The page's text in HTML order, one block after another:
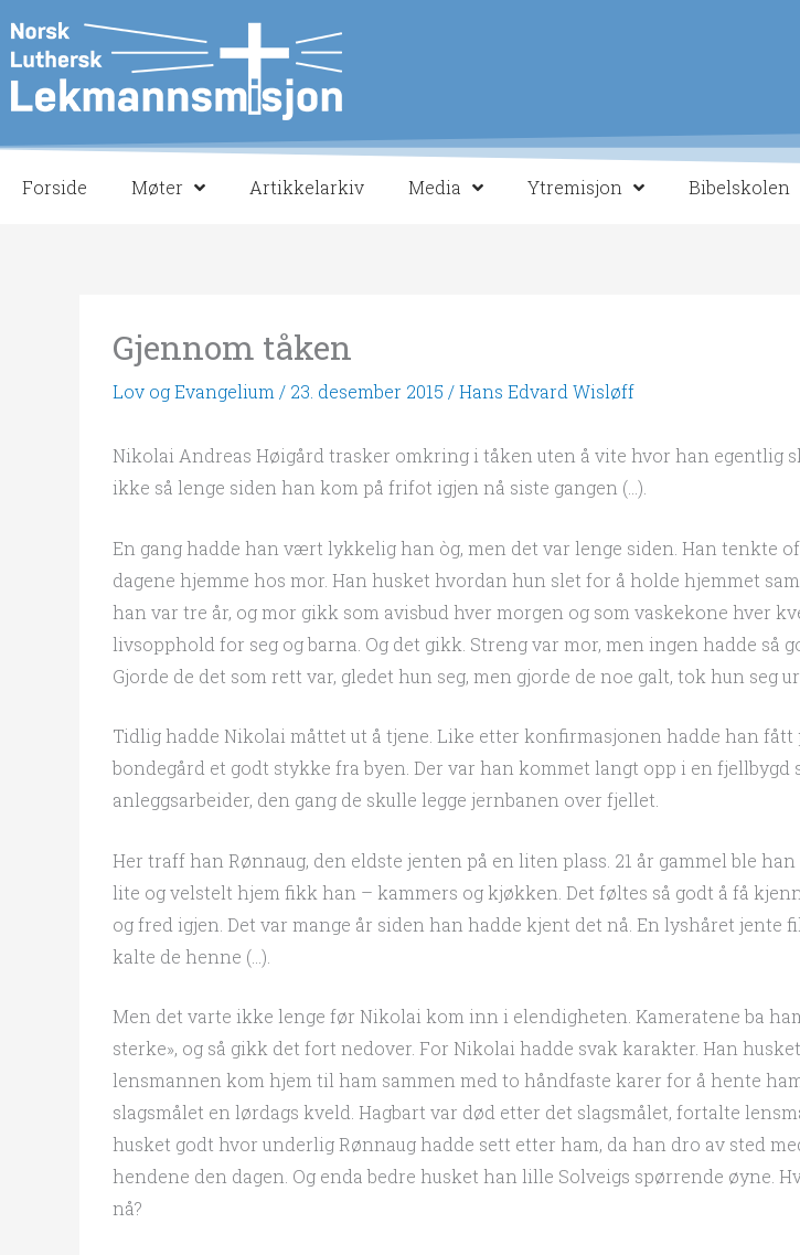
rett
til
innholdet
Forside Møter Artikkelarkiv Media Ytremisjon Bibelskolen
Gjennom tåken
Lov og Evangelium / 23. desember 2015 /Hans Edvard Wisløff
Nikolai Andreas Høigård trasker omkring i tåken uten å vite hvor han egentlig
ikke så lenge siden han kom på frifot igjen nå siste gangen (…).
En gang hadde han vært lykkelig han òg, men det var lenge siden. Han tenkte
dagene hjemme hos mor. Han husket hvordan hun slet for å holde hjemmet
han var tre år, og mor gikk som avisbud hver morgen og som vaskekone hver
livsopphold for seg og barna. Og det gikk. Streng var mor, men ingen hadde så
Gjorde de det som rett var, gledet hun seg, men gjorde de noe galt, tok hun seg
Tidlig hadde Nikolai måttet ut å tjene. Like etter konfirmasjonen hadde han fått
bondegård et godt stykke fra byen. Der var han kommet langt opp i en fjellbygd
anleggsarbeider, den gang de skulle legge jernbanen over fjellet.
Her traff han Rønnaug, den eldste jenten på en liten plass. 21 år gammel ble
lite og velstelt hjem fikk han – kammers og kjøkken. Det føltes så godt å få
og fred igjen. Det var mange år siden han hadde kjent det nå. En lyshåret jente
kalte de henne (…).
Men det varte ikke lenge før Nikolai kom inn i elendigheten. Kameratene ba
sterke», og så gikk det fort nedover. For Nikolai hadde svak karakter. Han
lensmannen kom hjem til ham sammen med to håndfaste karer for å hente
slagsmålet en lørdags kveld. Hagbart var død etter det slagsmålet, fortalte
husket godt hvor underlig Rønnaug hadde sett etter ham, da han dro av sted
hendene den dagen. Og enda bedre husket han lille Solveigs spørrende øyne.
nå?